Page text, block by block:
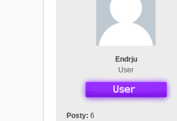
Endrju
User
Posty: 6